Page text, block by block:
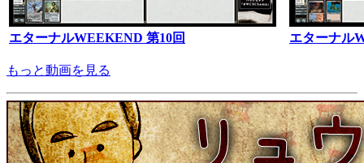
エターナルWEEKEND 第10回 エターナル
もっと動画を見る